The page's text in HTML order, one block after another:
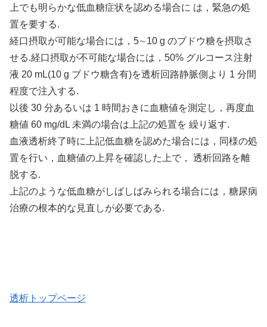
上でも明らかな低血糖症状を認める場合に は，緊急の処
置を要する.
経口摂取が可能な場合には，5∼10 g のブドウ糖を摂取さ
せる.経口摂取が不可能な場合には，50% グルコース注射
液 20 mL(10 g ブドウ糖含有)を透析回路静脈側より 1 分間
程度で注入する.
以後 30 分あるいは 1 時間おきに血糖値を測定し，再度血
糖値 60 mg/dL 未満の場合は上記の処置を 繰り返す.
血液透析終了時に上記低血糖を認めた場合には，同様の処
置を行い，血糖値の上昇を確認した上で， 透析回路を離
脱する.
上記のような低血糖がしばしばみられる場合には，糖尿病
治療の根本的な見直しが必要である.
透析トップページ